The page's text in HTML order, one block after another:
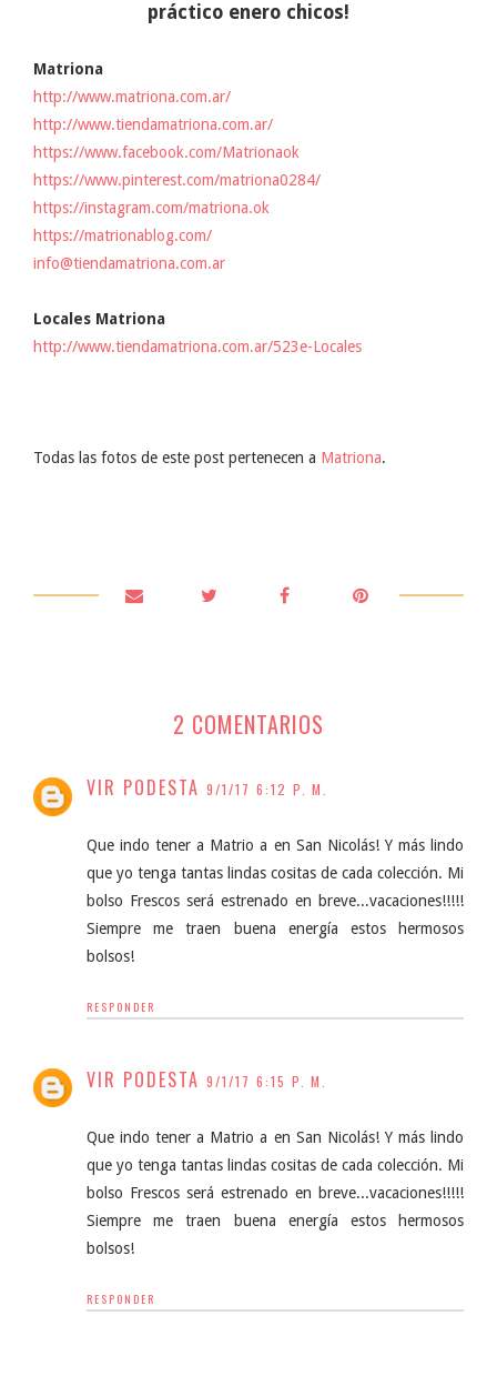
práctico enero chicos!
Matriona
http://www.matriona.com.ar/
http://www.tiendamatriona.com.ar/
https://www.facebook.com/Matrionaok
https://www.pinterest.com/matriona0284/
https://instagram.com/matriona.ok
https://matrionablog.com/
info@tiendamatriona.com.ar
Locales Matriona
http://www.tiendamatriona.com.ar/523e-Locales
Todas las fotos de este post pertenecen a Matriona.
2 COMENTARIOS
VIR PODESTA 9/1/17 6:12 P. M.
Que indo tener a Matrio a en San Nicolás! Y más lindo
que yo tenga tantas lindas cositas de cada colección. Mi
bolso Frescos será estrenado en breve...vacaciones!!!!!
Siempre me traen buena energía estos hermosos
bolsos!
RESPONDER
VIR PODESTA 9/1/17 6:15 P. M.
Que indo tener a Matrio a en San Nicolás! Y más lindo
que yo tenga tantas lindas cositas de cada colección. Mi
bolso Frescos será estrenado en breve...vacaciones!!!!!
Siempre me traen buena energía estos hermosos
bolsos!
RESPONDER